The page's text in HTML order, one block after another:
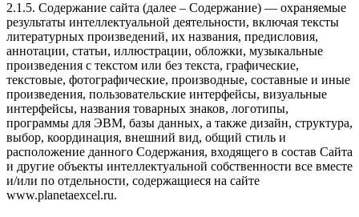
2.1.5. Содержание сайта (далее – Содержание) — охраняемые
результаты интеллектуальной деятельности, включая тексты
литературных произведений, их названия, предисловия,
аннотации, статьи, иллюстрации, обложки, музыкальные
произведения с текстом или без текста, графические,
текстовые, фотографические, производные, составные и иные
произведения, пользовательские интерфейсы, визуальные
интерфейсы, названия товарных знаков, логотипы,
программы для ЭВМ, базы данных, а также дизайн, структура,
выбор, координация, внешний вид, общий стиль и
расположение данного Содержания, входящего в состав Сайта
и другие объекты интеллектуальной собственности все вместе
и/или по отдельности, содержащиеся на сайте
www.planetaexcel.ru.